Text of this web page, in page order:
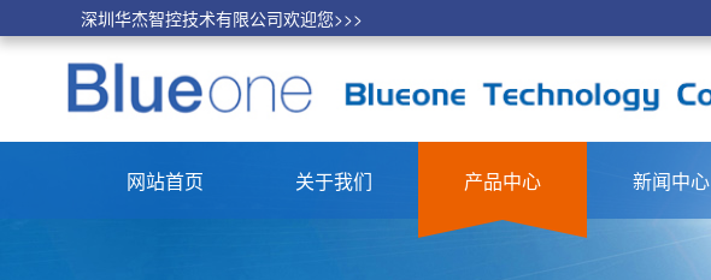
深圳华杰智控技术有限公司欢迎您>>>
网站首页 关于我们 产品中心 新闻中心